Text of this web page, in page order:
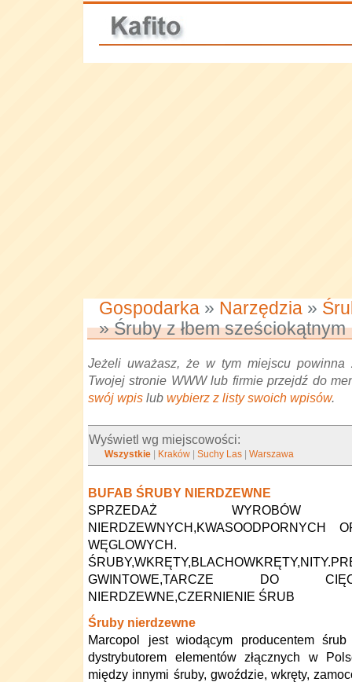
Gospodarka » Narzędzia »
» Śruby z łbem sześciokątnym
Jeżeli uważasz, że w tym miejscu powinna
Twojej stronie WWW lub firmie przejdź do
swój wpis lub wybierz z listy swoich wpisów.
Wyświetl wg miejscowości:
Wszystkie Kraków |Suchy Las |Warszawa
BUFAB ŚRUBY NIERDZEWNE
SPRZEDAŻ WYROBÓW
NIERDZEWNYCH,KWASOODPORNYCH
WĘGLOWYCH.
GWINTOWE,TARCZE DO
NIERDZEWNE,CZERNIENIE ŚRUB
Śruby nierdzewne
Marcopol jest wiodącym producentem
dystrybutorem elementów złącznych w
między innymi śruby, gwoździe, wkręty,